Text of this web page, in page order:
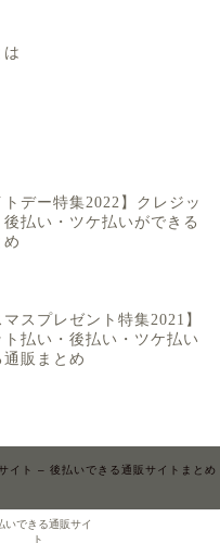
は
トデー特集2022】クレジッ
後払い・ツケ払いができる
め
マスプレゼント特集2021】
ト払い・後払い・ツケ払い
通販まとめ
ト – 後払いできる通販サイトまとめ
いできる通販サイ
ト